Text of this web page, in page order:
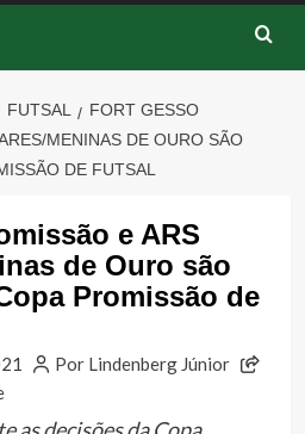
FUTSAL
FORT GESSO
MENINAS DE OURO SÃO
DE FUTSAL
e ARS
de Ouro são
Promissão de
Por Lindenberg Júnior